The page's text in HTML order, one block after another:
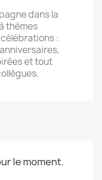
dans la
thèmes
:
et tout
le moment.